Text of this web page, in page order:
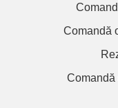
Comandă
Comandă